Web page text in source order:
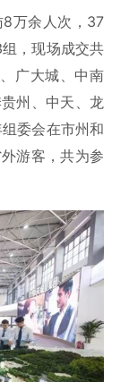
万余人次，37
，现场成交共
广大城、中南
州、中天、龙
委会在市州和
游客，共为参